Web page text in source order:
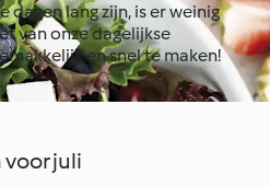
dagen lang zijn, is er weinig
van onze dagelijkse
en snel te maken!
juli